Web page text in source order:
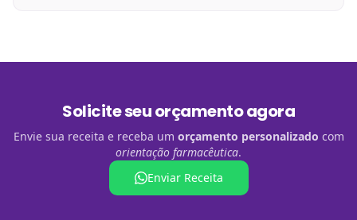
Solicite seu orçamento agora
Envie sua receita e receba um orçamento personalizado com
orientação farmacêutica.
Enviar Receita